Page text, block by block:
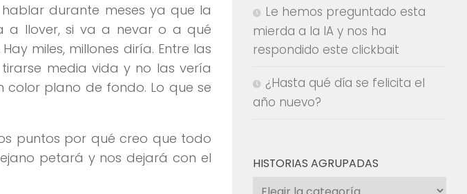
durante meses ya que la
a llover, si va a nevar o a qué
miles, millones diría. Entre las
media vida y no las vería
color plano de fondo. Lo que se
puntos por qué creo que todo
petará y nos dejará con el
Le hemos preguntado esta
mierda a la IA y nos ha
respondido este clickbait
¿Hasta qué día se felicita el
año nuevo?
HISTORIAS AGRUPADAS
Historias